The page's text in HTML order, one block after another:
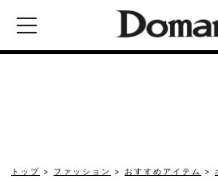
トップ ファッション おすすめアイテム